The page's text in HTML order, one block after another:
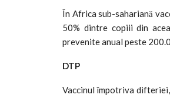
În Africa sub-sahariană
50% dintre copiii din
prevenite anual peste
DTP
Vaccinul împotriva